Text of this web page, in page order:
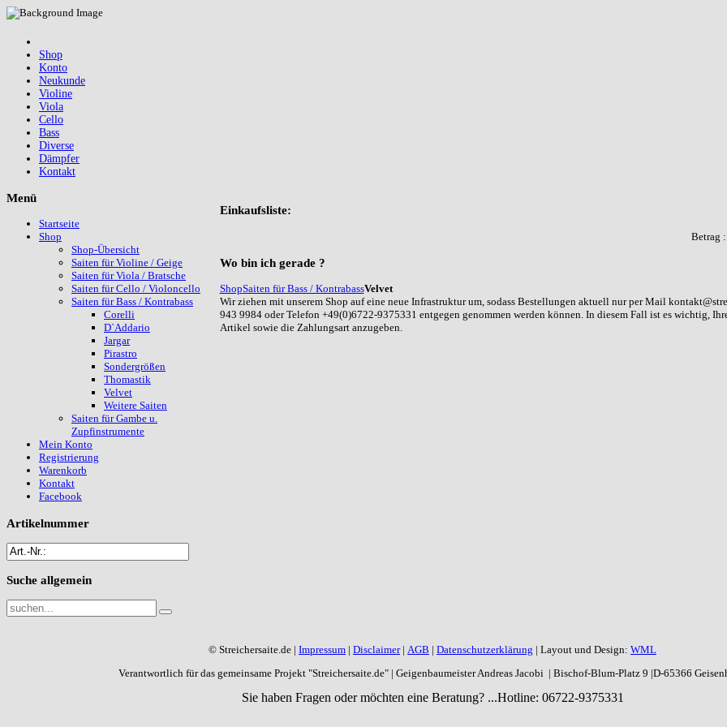
Shop
Konto
Neukunde
Violine
Viola
Cello
Bass
Diverse
Dämpfer
Kontakt
Einkaufsliste:
Betrag :
Wo bin ich gerade ?
ShopSaiten für Bass / KontrabassVelvet
Wir ziehen mit unserem Shop auf eine neue Infrastruktur um, sodass Bestellungen aktuell nur per Mail
943 9984 oder Telefon +49(0)6722-9375331 entgegen genommen werden können. In diesem Fall ist es wichtig,
Artikel sowie die Zahlungsart anzugeben.
Menü
Startseite
Shop
Shop-Übersicht
Saiten für Violine / Geige
Saiten für Viola / Bratsche
Saiten für Cello / Violoncello
Saiten für Bass / Kontrabass
Corelli
D`Addario
Jargar
Pirastro
Sondergrößen
Thomastik
Velvet
Weitere Saiten
Saiten für Gambe u.
Zupfinstrumente
Mein Konto
Registrierung
Warenkorb
Kontakt
Facebook
Artikelnummer
Suche allgemein
© Streichersaite.de | Impressum | Disclaimer| AGB | Datenschutzerklärung | Layout und Design: WML
Verantwortlich für das gemeinsame Projekt "Streichersaite.de" | Geigenbaumeister Andreas Jacobi | Bischof-Blum-Platz 9 |D-65366
Sie haben Fragen oder möchten eine Beratung? ...Hotline: 06722-9375331